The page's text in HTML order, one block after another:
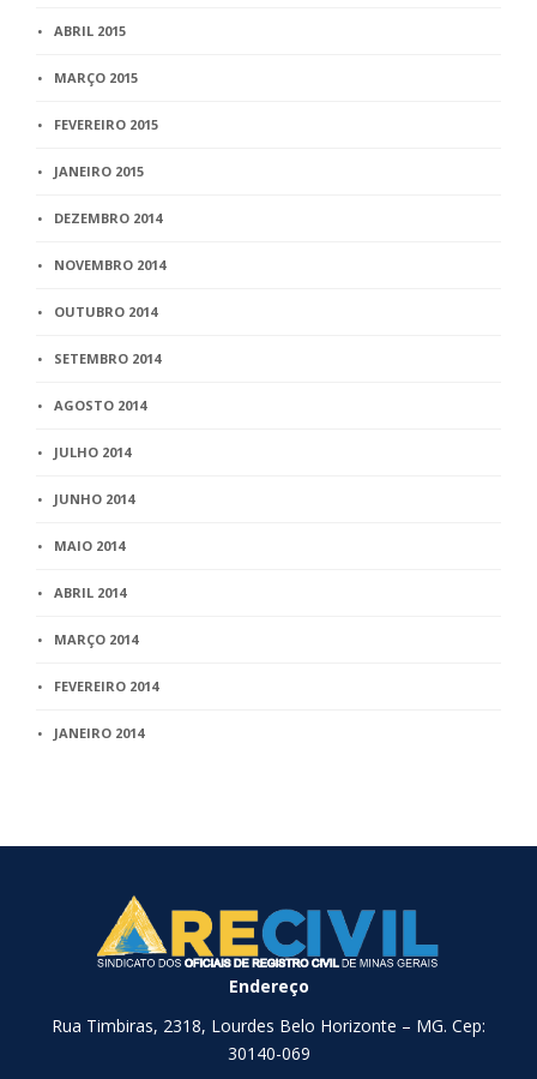
ABRIL 2015
MARÇO 2015
FEVEREIRO 2015
JANEIRO 2015
DEZEMBRO 2014
NOVEMBRO 2014
OUTUBRO 2014
SETEMBRO 2014
AGOSTO 2014
JULHO 2014
JUNHO 2014
MAIO 2014
ABRIL 2014
MARÇO 2014
FEVEREIRO 2014
JANEIRO 2014
Endereço
Rua Timbiras, 2318, Lourdes Belo Horizonte – MG. Cep:
30140-069